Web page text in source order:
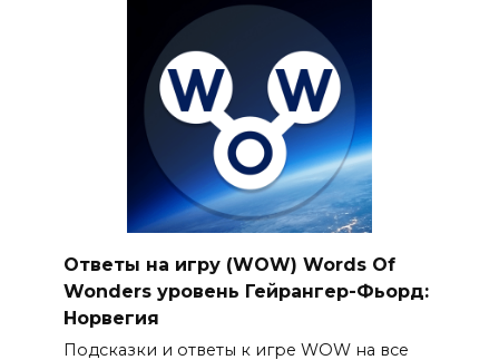
Ответы на игру (WOW) Words Of
Wonders уровень Гейрангер-Фьoрд:
Норвегия
Подсказки и ответы к игре WOW на все